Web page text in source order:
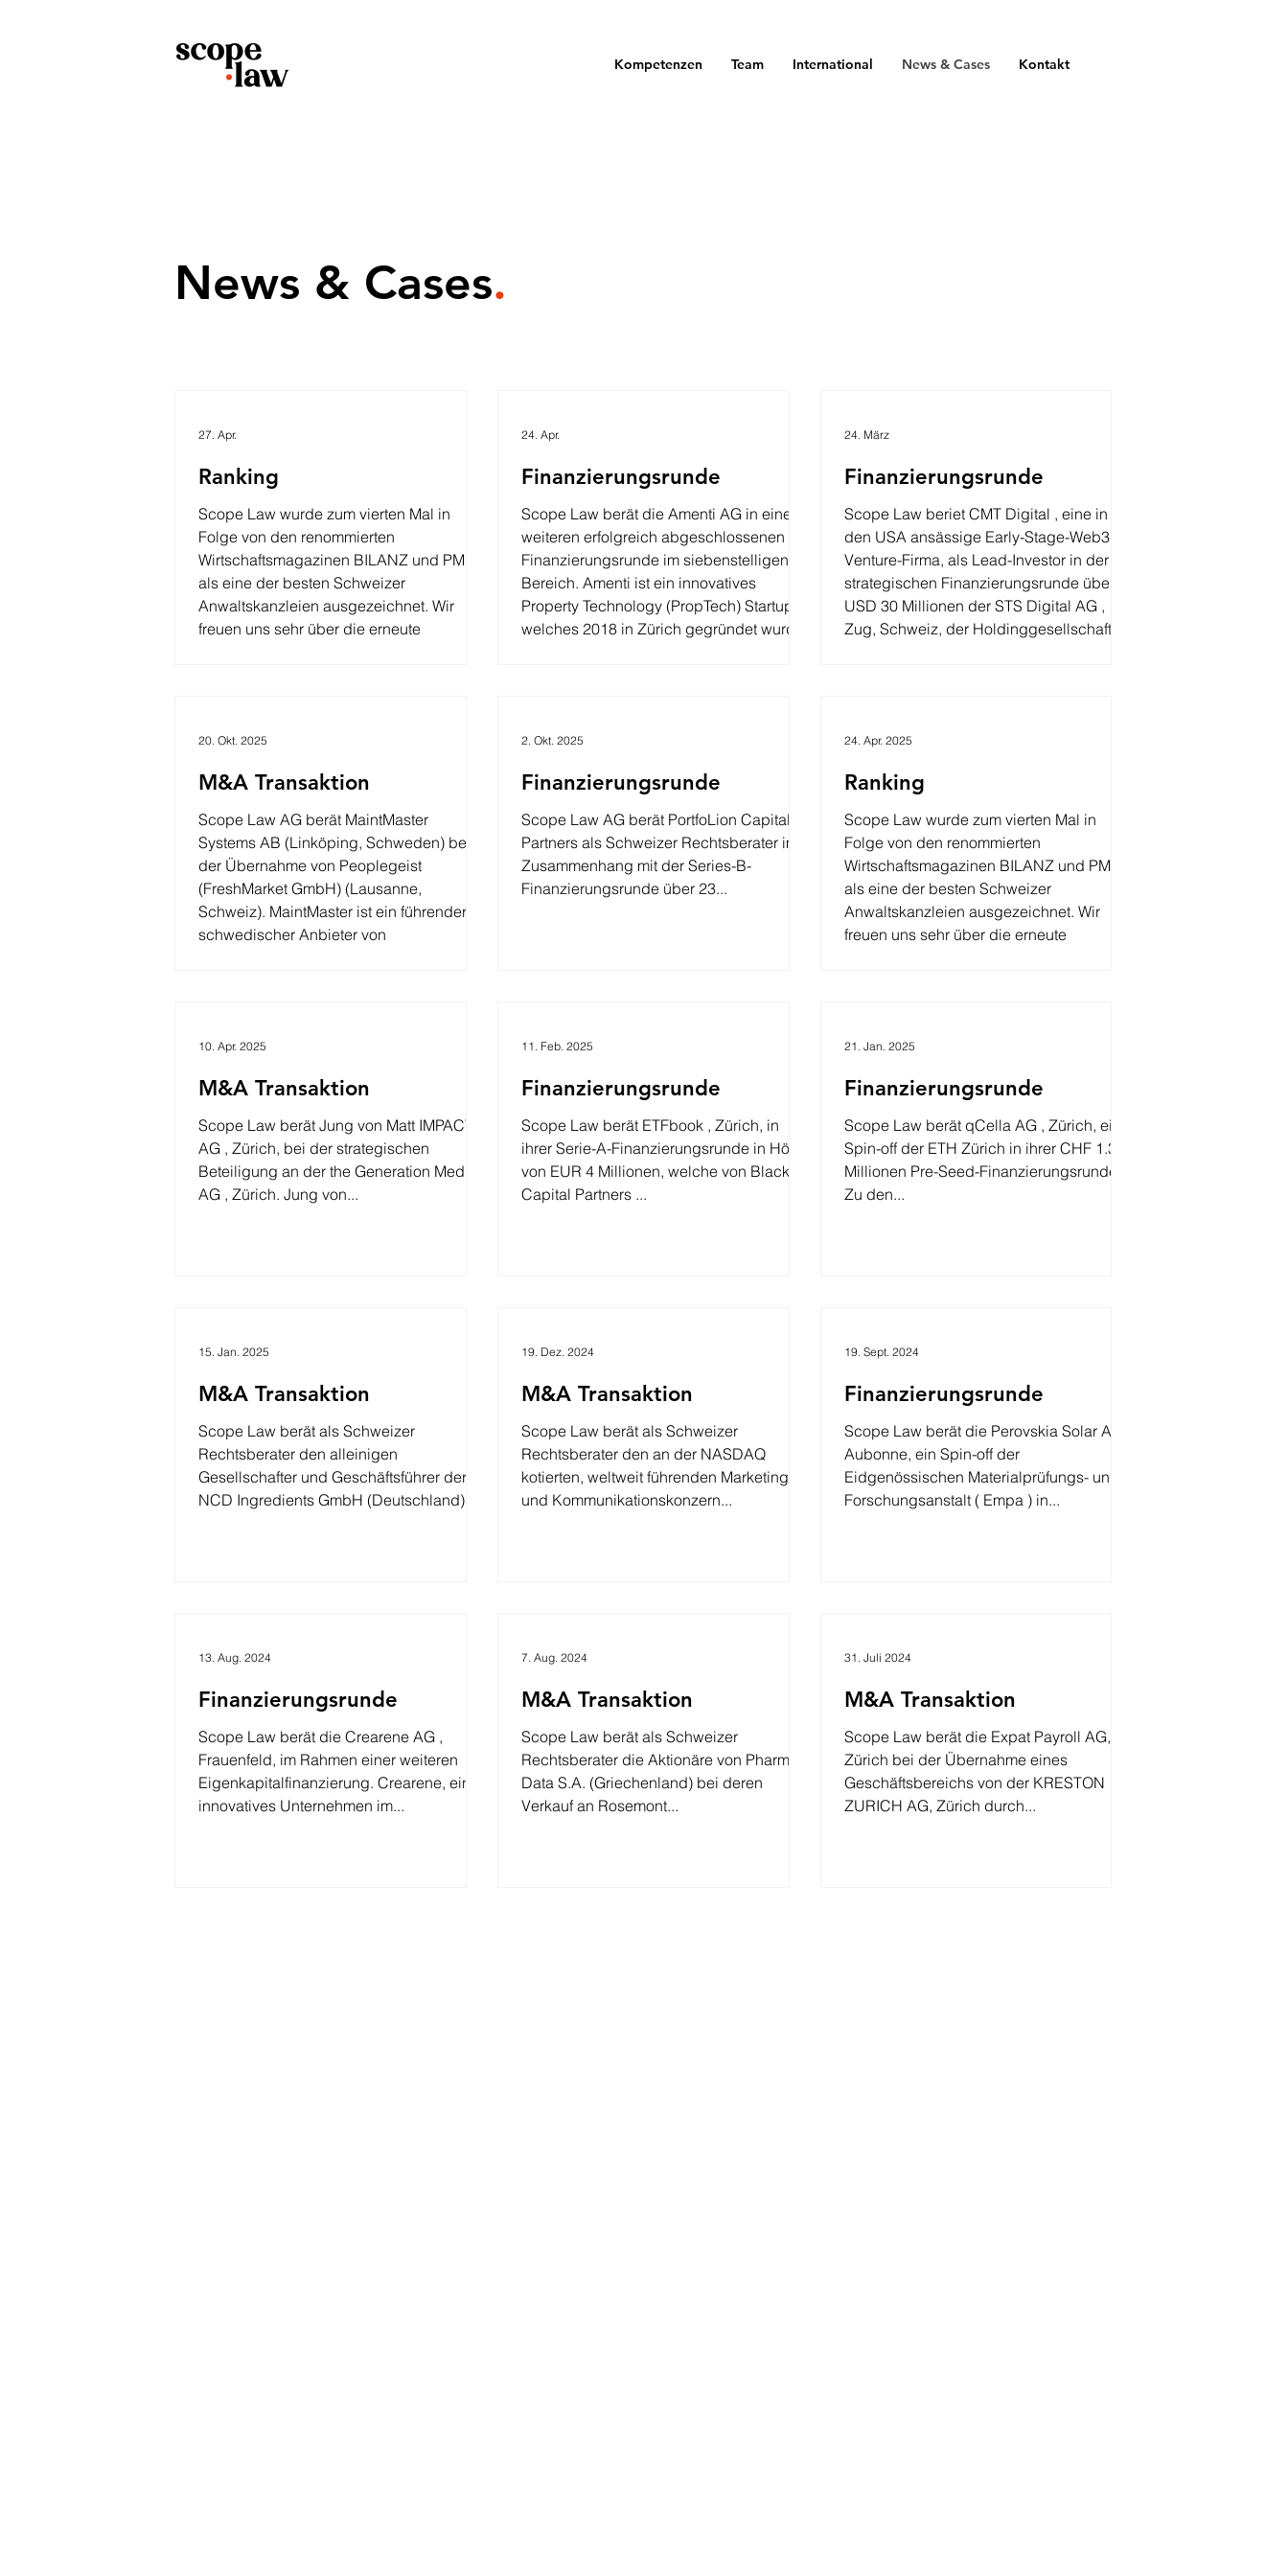
Kompetenzen Team International News & Cases Kontakt
News & Cases.
Ranking
Scope Law wurde zum vierten Mal in
Folge von den renommierten
Wirtschaftsmagazinen BILANZ und PME
als eine der besten Schweizer
Anwaltskanzleien ausgezeichnet. Wir
freuen uns sehr über die erneute
27. Apr.
Finanzierungsrunde
Scope Law berät die Amenti AG in einer
weiteren erfolgreich abgeschlossenen
Finanzierungsrunde im siebenstelligen
Bereich. Amenti ist ein innovatives
Property Technology (PropTech) Startup,
welches 2018 in Zürich gegründet wurde,
ermöglicht eine schnelle, effiziente und
Machbarkeitsstudie und mach
24. Apr.
Finanzierungsrunde
Scope Law beriet CMT Digital , eine in
den USA ansässige Early-Stage-Web3-
Venture-Firma, als Lead-Investor in der
strategischen Finanzierungsrunde über
USD 30 Millionen der STS Digital AG ,
Zug, Schweiz, der Holdinggesellschaft
beteiligten sich zudem Payward, Strobe
BitRock Capital. Die Fi
24. März
M&A Transaktion
Scope Law AG berät MaintMaster
Systems AB (Linköping, Schweden) bei
der Übernahme von Peoplegeist
(FreshMarket GmbH) (Lausanne,
Schweiz). MaintMaster ist ein führender
schwedischer Anbieter von
MaintMaster eine flexible, nutzerzentrierte
Wartungsabläufe zu optimieren und
nachhaltige operative Exzell
20. Okt. 2025
Finanzierungsrunde
Scope Law AG berät PortfoLion Capital
Partners als Schweizer Rechtsberater im
Zusammenhang mit der Series-B-
Finanzierungsrunde über 23...
2. Okt. 2025
Ranking
Scope Law wurde zum vierten Mal in
Folge von den renommierten
Wirtschaftsmagazinen BILANZ und PME
als eine der besten Schweizer
Anwaltskanzleien ausgezeichnet. Wir
freuen uns sehr über die erneute
24. Apr. 2025
M&A Transaktion
Scope Law berät Jung von Matt IMPACT
AG , Zürich, bei der strategischen
Beteiligung an der the Generation Media
AG , Zürich. Jung von...
10. Apr. 2025
Finanzierungsrunde
Scope Law berät ETFbook , Zürich, in
ihrer Serie-A-Finanzierungsrunde in Höhe
von EUR 4 Millionen, welche von BlackFin
Capital Partners ...
11. Feb. 2025
Finanzierungsrunde
Scope Law berät qCella AG , Zürich, ein
Spin-off der ETH Zürich in ihrer CHF 1.3
Millionen Pre-Seed-Finanzierungsrunde.
Zu den...
21. Jan. 2025
M&A Transaktion
Scope Law berät als Schweizer
Rechtsberater den alleinigen
Gesellschafter und Geschäftsführer der
NCD Ingredients GmbH (Deutschland)...
15. Jan. 2025
M&A Transaktion
Scope Law berät als Schweizer
Rechtsberater den an der NASDAQ
kotierten, weltweit führenden Marketing-
und Kommunikationskonzern...
19. Dez. 2024
Finanzierungsrunde
Scope Law berät die Perovskia Solar AG ,
Aubonne, ein Spin-off der
Eidgenössischen Materialprüfungs- und
Forschungsanstalt ( Empa ) in...
19. Sept. 2024
Finanzierungsrunde
Scope Law berät die Crearene AG ,
Frauenfeld, im Rahmen einer weiteren
Eigenkapitalfinanzierung. Crearene, ein
innovatives Unternehmen im...
13. Aug. 2024
M&A Transaktion
Scope Law berät als Schweizer
Rechtsberater die Aktionäre von Pharma-
Data S.A. (Griechenland) bei deren
Verkauf an Rosemont...
7. Aug. 2024
M&A Transaktion
Scope Law berät die Expat Payroll AG,
Zürich bei der Übernahme eines
Geschäftsbereichs von der KRESTON
ZURICH AG, Zürich durch...
31. Juli 2024